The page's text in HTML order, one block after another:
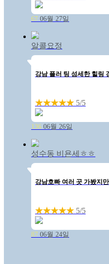
67 06월 27일
알콜요정
강남 플러 팅 섬세한 힐링
★★★★★ 5/5
136 06월 26일
성수동 비욘세ㅎㅎ
강남호빠 여러 곳 가봤지
★★★★★ 5/5
87 06월 24일